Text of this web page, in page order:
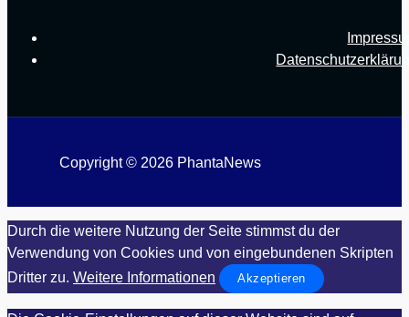
Copyright © 2026 PhantaNews
Durch die weitere Nutzung der Seite stimmst du der
Verwendung von Cookies und von eingebundenen Skripten
Dritter zu. Weitere Informationen Akzeptieren